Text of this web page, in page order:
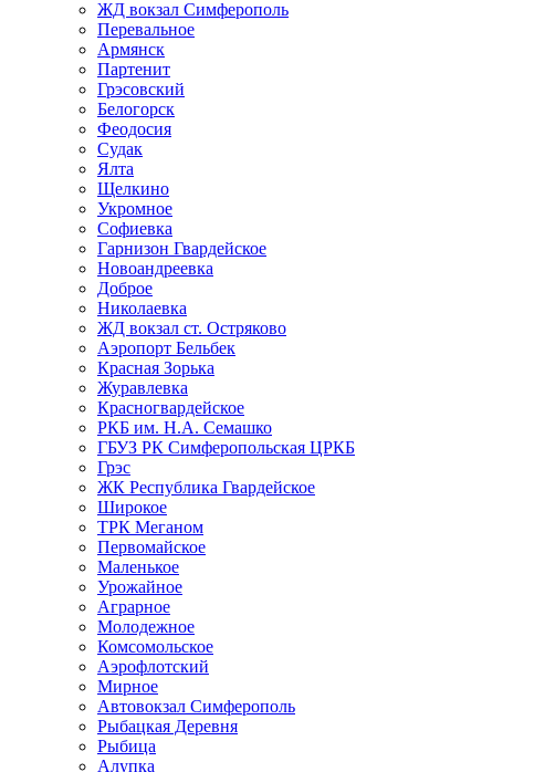
ЖД вокзал Симферополь
Перевальное
Армянск
Партенит
Грэсовский
Белогорск
Феодосия
Судак
Ялта
Щелкино
Укромное
Софиевка
Гарнизон Гвардейское
Новоандреевка
Доброе
Николаевка
ЖД вокзал ст. Остряково
Аэропорт Бельбек
Красная Зорька
Журавлевка
Красногвардейское
РКБ им. Н.А. Семашко
ГБУЗ РК Симферопольская ЦРКБ
Грэс
ЖК Республика Гвардейское
Широкое
ТРК Меганом
Первомайское
Маленькое
Урожайное
Аграрное
Молодежное
Комсомольское
Аэрофлотский
Мирное
Автовокзал Симферополь
Рыбацкая Деревня
Рыбица
Алупка